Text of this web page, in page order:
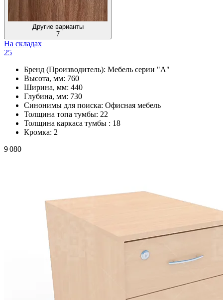
Другие варианты
7
На складах
25
Бренд (Производитель): Мебель серии "А"
Высота, мм: 760
Ширина, мм: 440
Глубина, мм: 730
Синонимы для поиска: Офисная мебель
Толщина топа тумбы: 22
Толщина каркаса тумбы : 18
Кромка: 2
9 080